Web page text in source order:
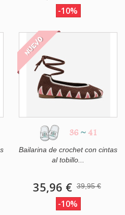
-10%
NUEVO
36 ~ 41
Bailarina de crochet con cintas
al tobillo...
35,96 € 39,95 €
-10%